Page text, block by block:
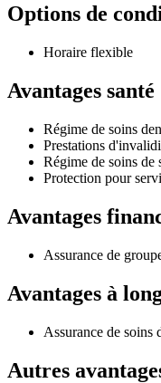
Options de
Horaire flexible
Avantages santé
Régime de soins
Prestations
Régime de soins de
Protection pour
Avantages
Assurance de
Avantages à
Assurance de soins
Autres